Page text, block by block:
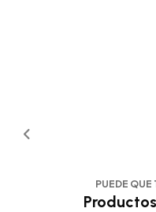
PUEDE QUE